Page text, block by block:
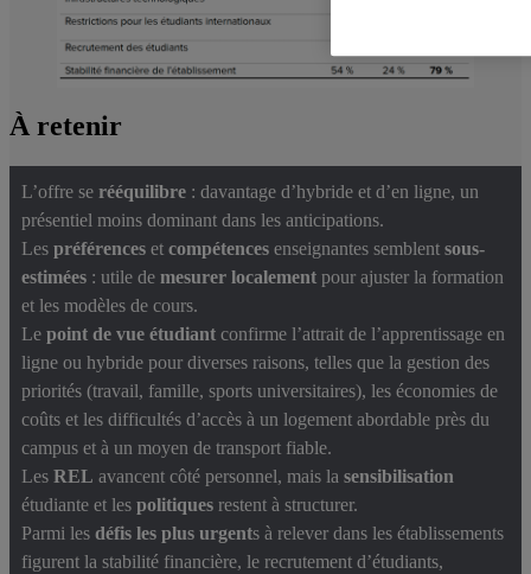
À retenir
L’offre se rééquilibre : davantage d’hybride et d’en ligne, un
présentiel moins dominant dans les anticipations.
Les préférences et compétences enseignantes semblent sous-
estimées : utile de mesurer localement pour ajuster la formation
et les modèles de cours.
Le point de vue étudiant confirme l’attrait de l’apprentissage en
ligne ou hybride pour diverses raisons, telles que la gestion des
priorités (travail, famille, sports universitaires), les économies de
coûts et les difficultés d’accès à un logement abordable près du
campus et à un moyen de transport fiable.
Les REL avancent côté personnel, mais la sensibilisation
étudiante et les politiques restent à structurer.
Parmi les défis les plus urgents à relever dans les établissements
figurent la stabilité financière, le recrutement d’étudiants,